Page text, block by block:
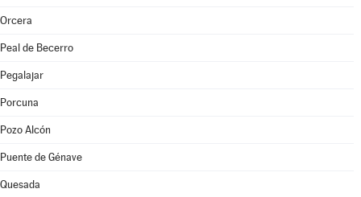
Orcera
Peal de Becerro
Pegalajar
Porcuna
Pozo Alcón
Puente de Génave
Quesada